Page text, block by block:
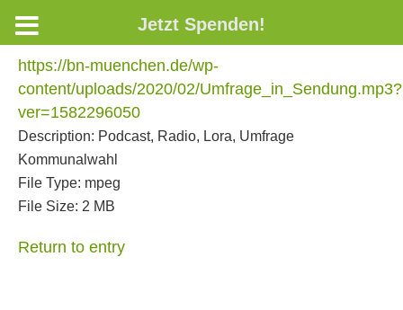
https://bn-muenchen.de/wp-
content/uploads/2020/02/Umfrage_in_Sendung.mp3?
ver=1582296050
Description: Podcast, Radio, Lora, Umfrage
Kommunalwahl
File Type: mpeg
File Size: 2 MB
Return to entry
Jetzt Spenden!